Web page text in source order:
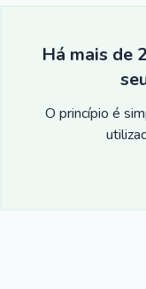
Há mais de
O princípio é